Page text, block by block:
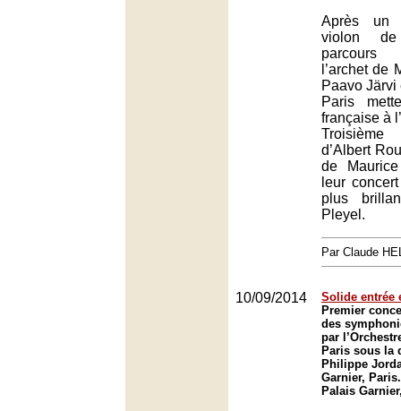
Après un
violon
parcours
l’archet de
Paavo Järvi
Paris
française à
d’Albert
de
leur
plus
Pleyel.
Par Claude
10/09/2014
Solide entrée
Premier
des
par
Paris sous la
Philippe
Garnier, Paris.
Palais